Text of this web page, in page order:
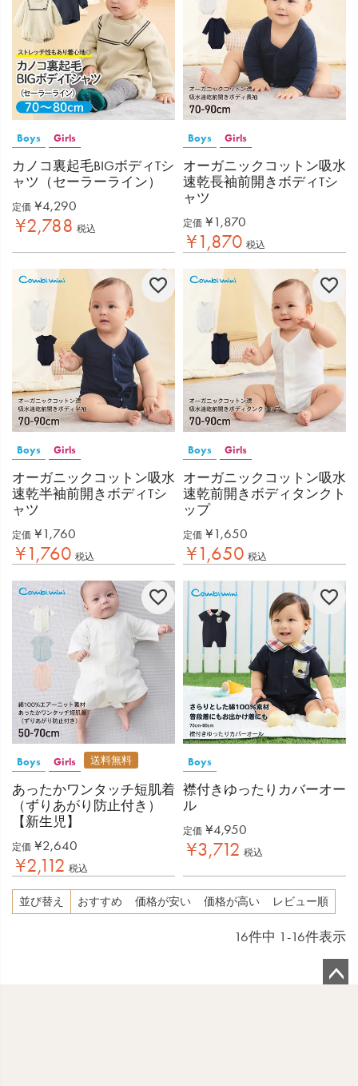
Boys Girls
カノコ裏起毛BIGボディTシ
ャツ（セーラーライン）
定価 ¥4,290
¥2,788 税込
Boys Girls
オーガニックコットン吸水
速乾長袖前開きボディTシ
ャツ
定価 ¥ 1,870
¥1,870 税込
Boys Girls
オーガニックコットン吸水
速乾半袖前開きボディTシ
ャツ
定価 ¥ 1,760
¥1,760 税込
Boys Girls
オーガニックコットン吸水
速乾前開きボディタンクト
ップ
定価 ¥ 1,650
¥1,650 税込
Boys Girls 送料無料
あったかワンタッチ短肌着
（ずりあがり防止付き）
【新生児】
定価 ¥2,640
¥2,112 税込
Boys
襟付きゆったりカバーオー
ル
定価 ¥4,950
¥3,712 税込
並び替え おすすめ 価格が安い 価格が高い レビュー順
16件中 1 -16件表示